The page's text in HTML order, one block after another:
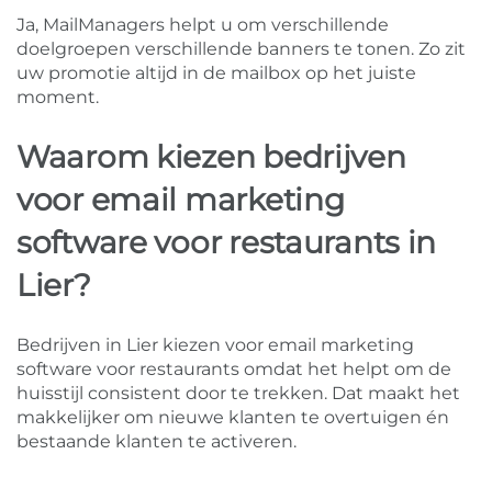
Ja, MailManagers helpt u om verschillende
doelgroepen verschillende banners te tonen. Zo zit
uw promotie altijd in de mailbox op het juiste
moment.
Waarom kiezen bedrijven
voor email marketing
software voor restaurants in
Lier?
Bedrijven in Lier kiezen voor email marketing
software voor restaurants omdat het helpt om de
huisstijl consistent door te trekken. Dat maakt het
makkelijker om nieuwe klanten te overtuigen én
bestaande klanten te activeren.